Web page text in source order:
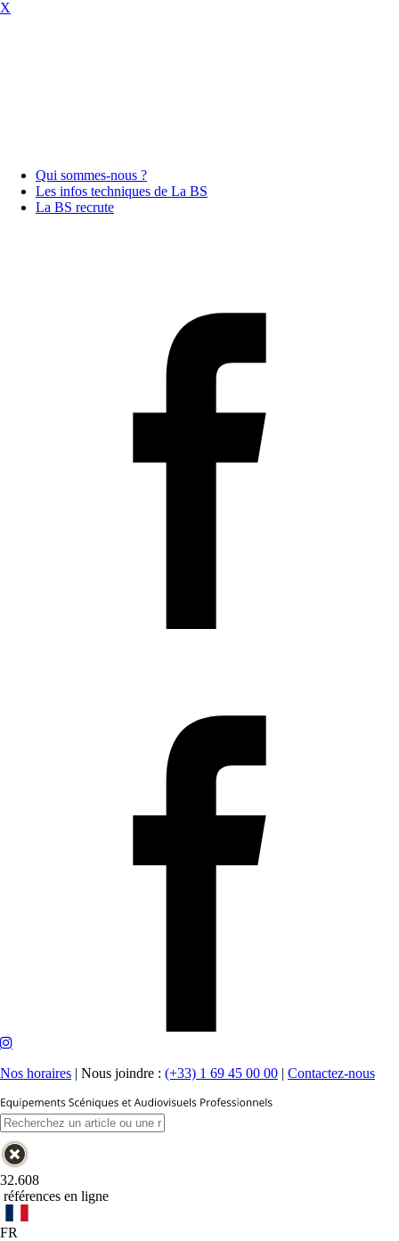
X
Qui sommes-nous ?
Les infos techniques de La BS
La BS recrute
Nos horaires | Nous joindre : (+33) 1 69 45 00 00 | Contactez-nous
32.608
références en ligne
FR